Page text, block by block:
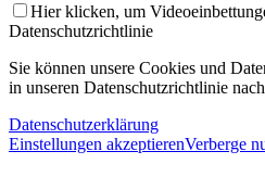
Hier klicken, um
Datenschutzrichtlinie
Sie können unsere Cookies und
in unseren Datenschutzrichtlinie
Datenschutzerklärung
Einstellungen akzeptierenVerberge